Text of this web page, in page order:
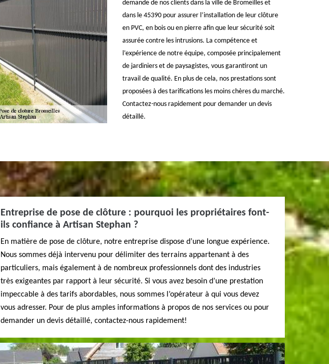
demande de nos clients dans la ville de Bromeilles et
dans le 45390 pour assurer l’installation de leur clôture
en PVC, en bois ou en pierre afin que leur sécurité soit
assurée contre les intrusions. La compétence et
l’expérience de notre équipe, composée principalement
de jardiniers et de paysagistes, vous garantiront un
travail de qualité. En plus de cela, nos prestations sont
proposées à des tarifications les moins chères du marché.
Contactez-nous rapidement pour demander un devis
détaillé.
Entreprise de pose de clôture : pourquoi les propriétaires font-
ils confiance à Artisan Stephan ?
En matière de pose de clôture, notre entreprise dispose d’une longue expérience.
Nous sommes déjà intervenu pour délimiter des terrains appartenant à des
particuliers, mais également à de nombreux professionnels dont des industries
très exigeantes par rapport à leur sécurité. Si vous avez besoin d’une prestation
impeccable à des tarifs abordables, nous sommes l’opérateur à qui vous devez
vous adresser. Pour de plus amples informations à propos de nos services ou pour
demander un devis détaillé, contactez-nous rapidement!